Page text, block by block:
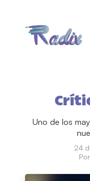
Uno de los
24
Por